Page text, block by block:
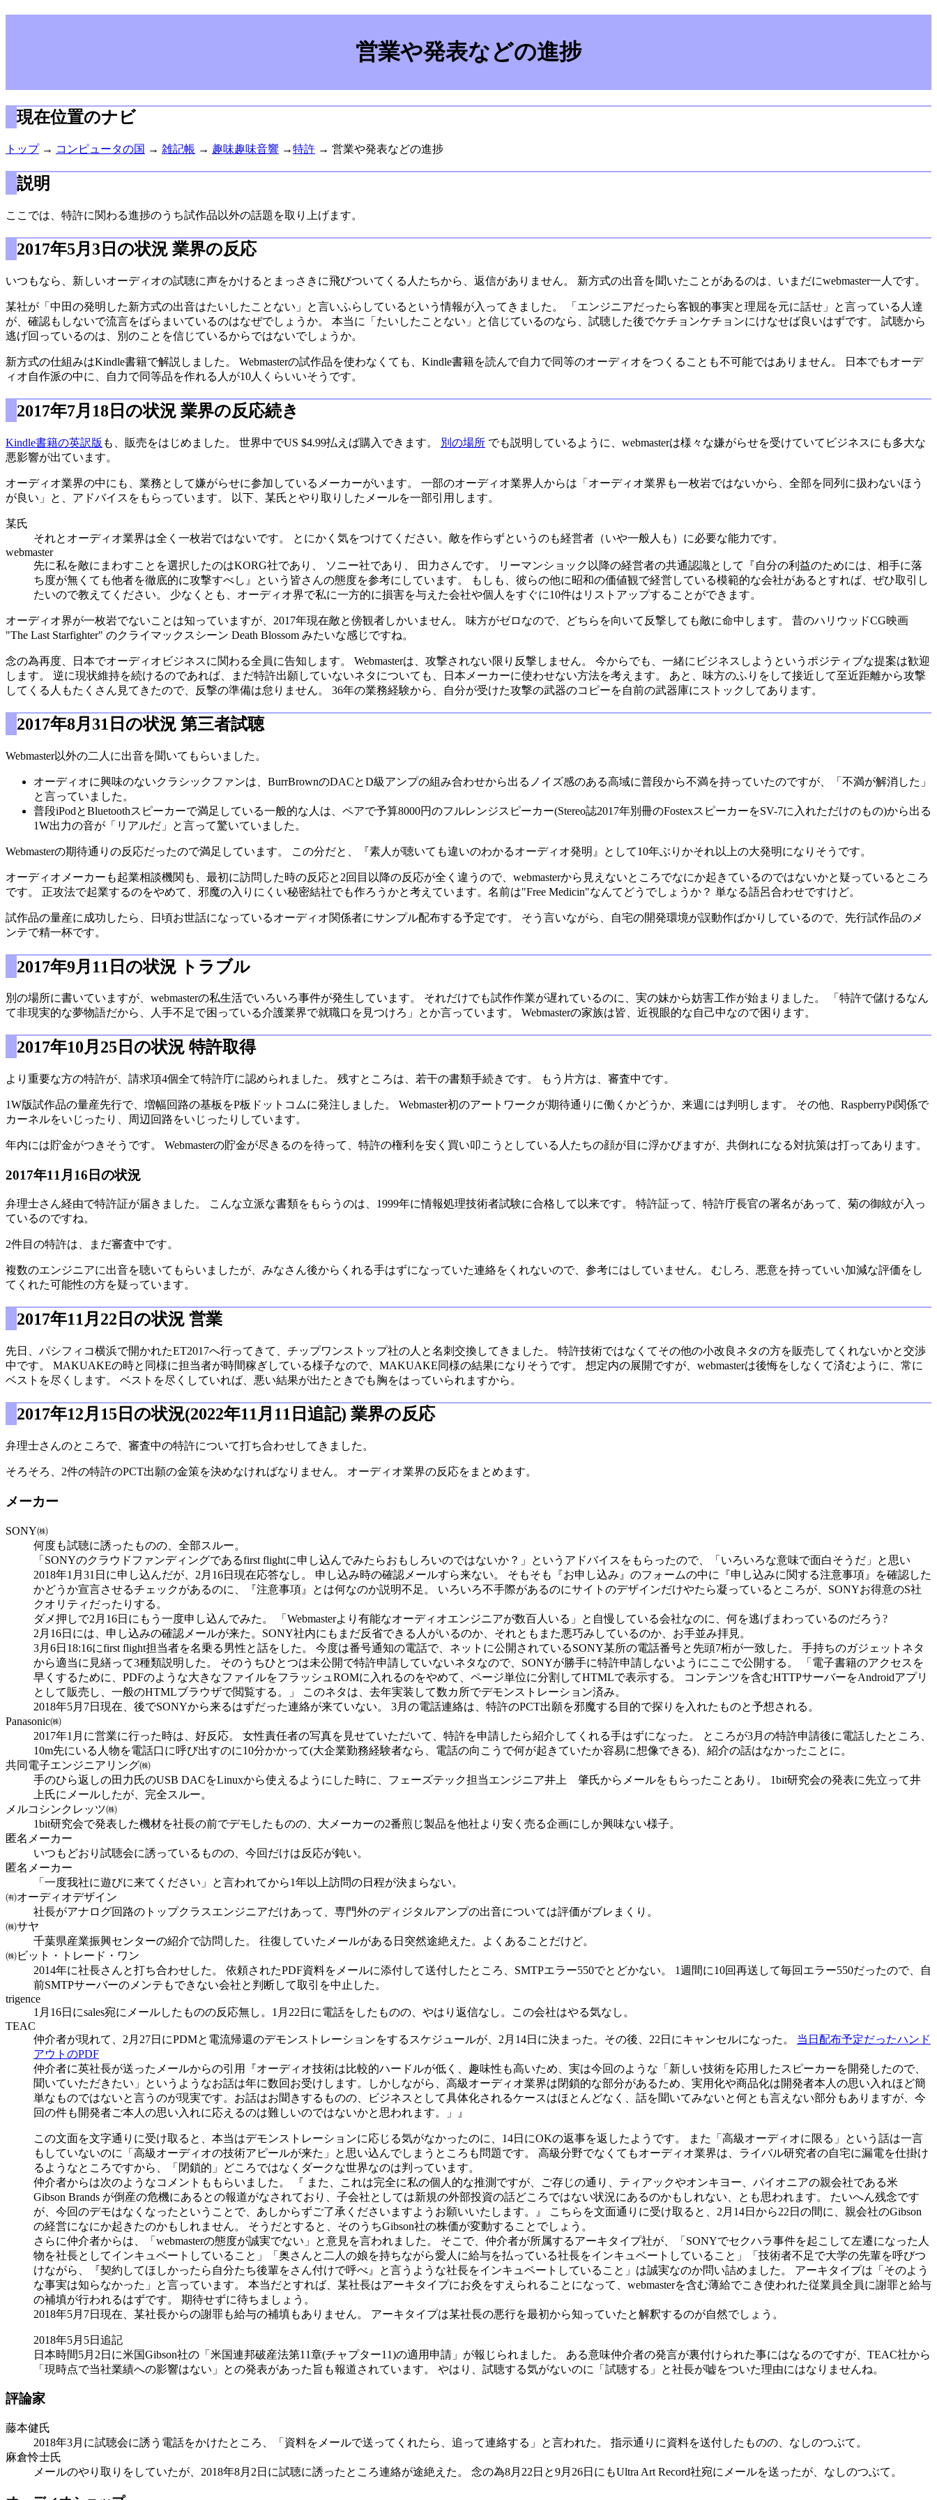
営業や発表などの進捗
現在位置のナビ
トップ→ コンピュータの国 → 雑記帳 → 趣味趣味音響 →特許 → 営業や発表などの進捗
説明
ここでは、特許に関わる進捗のうち試作品以外の話題を取り上げます。
2017年5月3日の状況 業界の反応
いつもなら、新しいオーディオの試聴に声をかけるとまっさきに飛びついてくる人たちから、返信がありません。 新方式の出音を聞いたことがあるのは、いまだにwebmaster一人です。
某社が「中田の発明した新方式の出音はたいしたことない」と言いふらしているという情報が入ってきました。 「エンジニアだったら客観的事実と理屈を元に話せ」と言っている人達
が、確認もしないで流言をばらまいているのはなぜでしょうか。 本当に「たいしたことない」と信じているのなら、試聴した後でケチョンケチョンにけなせば良いはずです。 試聴から
逃げ回っているのは、別のことを信じているからではないでしょうか。
新方式の仕組みはKindle書籍で解説しました。 Webmasterの試作品を使わなくても、Kindle書籍を読んで自力で同等のオーディオをつくることも不可能ではありません。 日本でもオーデ
ィオ自作派の中に、自力で同等品を作れる人が10人くらいいそうです。
2017年7月18日の状況 業界の反応続き
Kindle書籍の英訳版 も、販売をはじめました。 世界中でUS $4.99払えば購入できます。 別の場所 でも説明しているように、webmasterは様々な嫌がらせを受けていてビジネスにも多大な
悪影響が出ています。
オーディオ業界の中にも、業務として嫌がらせに参加しているメーカーがいます。 一部のオーディオ業界人からは「オーディオ業界も一枚岩ではないから、全部を同列に扱わないほう
が良い」と、アドバイスをもらっています。 以下、某氏とやり取りしたメールを一部引用します。
某氏
それとオーディオ業界は全く一枚岩ではないです。 とにかく気をつけてください。敵を作らずというのも経営者（いや一般人も）に必要な能力です。
webmaster
先に私を敵にまわすことを選択したのはKORG社であり、 ソニー社であり、 田力さんです。 リーマンショック以降の経営者の共通認識として『自分の利益のためには、相手に落
ち度が無くても他者を徹底的に攻撃すべし』という皆さんの態度を参考にしています。 もしも、彼らの他に昭和の価値観で経営している模範的な会社があるとすれば、ぜひ取引し
たいので教えてください。 少なくとも、オーディオ界で私に一方的に損害を与えた会社や個人をすぐに10件はリストアップすることができます。
オーディオ界が一枚岩でないことは知っていますが、2017年現在敵と傍観者しかいません。 味方がゼロなので、どちらを向いて反撃しても敵に命中します。 昔のハリウッドCG映画
"The Last Starfighter" のクライマックスシーン Death Blossom みたいな感じですね。
念の為再度、日本でオーディオビジネスに関わる全員に告知します。 Webmasterは、攻撃されない限り反撃しません。 今からでも、一緒にビジネスしようというポジティブな提案は歓迎
します。 逆に現状維持を続けるのであれば、まだ特許出願していないネタについても、日本メーカーに使わせない方法を考えます。 あと、味方のふりをして接近して至近距離から攻撃
してくる人もたくさん見てきたので、反撃の準備は怠りません。 36年の業務経験から、自分が受けた攻撃の武器のコピーを自前の武器庫にストックしてあります。
2017年8月31日の状況 第三者試聴
Webmaster以外の二人に出音を聞いてもらいました。
オーディオに興味のないクラシックファンは、BurrBrownのDACとD級アンプの組み合わせから出るノイズ感のある高域に普段から不満を持っていたのですが、「不満が解消した」
と言っていました。
普段iPodとBluetoothスピーカーで満足している一般的な人は、ペアで予算8000円のフルレンジスピーカー(Stereo誌2017年別冊のFostexスピーカーをSV-7に入れただけのもの)から出る
1W出力の音が「リアルだ」と言って驚いていました。
Webmasterの期待通りの反応だったので満足しています。 この分だと、『素人が聴いても違いのわかるオーディオ発明』として10年ぶりかそれ以上の大発明になりそうです。
オーディオメーカーも起業相談機関も、最初に訪問した時の反応と2回目以降の反応が全く違うので、webmasterから見えないところでなにか起きているのではないかと疑っているところ
です。 正攻法で起業するのをやめて、邪魔の入りにくい秘密結社でも作ろうかと考えています。名前は"Free Medicin"なんてどうでしょうか？ 単なる語呂合わせですけど。
試作品の量産に成功したら、日頃お世話になっているオーディオ関係者にサンプル配布する予定です。 そう言いながら、自宅の開発環境が誤動作ばかりしているので、先行試作品のメ
ンテで精一杯です。
2017年9月11日の状況 トラブル
別の場所に書いていますが、webmasterの私生活でいろいろ事件が発生しています。 それだけでも試作作業が遅れているのに、実の妹から妨害工作が始まりました。 「特許で儲けるなん
て非現実的な夢物語だから、人手不足で困っている介護業界で就職口を見つけろ」とか言っています。 Webmasterの家族は皆、近視眼的な自己中なので困ります。
2017年10月25日の状況 特許取得
より重要な方の特許が、請求項4個全て特許庁に認められました。 残すところは、若干の書類手続きです。 もう片方は、審査中です。
1W版試作品の量産先行で、増幅回路の基板をP板ドットコムに発注しました。 Webmaster初のアートワークが期待通りに働くかどうか、来週には判明します。 その他、RaspberryPi関係で
カーネルをいじったり、周辺回路をいじったりしています。
年内には貯金がつきそうです。 Webmasterの貯金が尽きるのを待って、特許の権利を安く買い叩こうとしている人たちの顔が目に浮かびますが、共倒れになる対抗策は打ってあります。
2017年11月16日の状況
弁理士さん経由で特許証が届きました。 こんな立派な書類をもらうのは、1999年に情報処理技術者試験に合格して以来です。 特許証って、特許庁長官の署名があって、菊の御紋が入っ
ているのですね。
2件目の特許は、まだ審査中です。
複数のエンジニアに出音を聴いてもらいましたが、みなさん後からくれる手はずになっていた連絡をくれないので、参考にはしていません。 むしろ、悪意を持っていい加減な評価をし
てくれた可能性の方を疑っています。
2017年11月22日の状況 営業
先日、パシフィコ横浜で開かれたET2017へ行ってきて、チップワンストップ社の人と名刺交換してきました。 特許技術ではなくてその他の小改良ネタの方を販売してくれないかと交渉
中です。 MAKUAKEの時と同様に担当者が時間稼ぎしている様子なので、MAKUAKE同様の結果になりそうです。 想定内の展開ですが、webmasterは後悔をしなくて済むように、常に
ベストを尽くします。 ベストを尽くしていれば、悪い結果が出たときでも胸をはっていられますから。
2017年12月15日の状況(2022年11月11日追記) 業界の反応
弁理士さんのところで、審査中の特許について打ち合わせしてきました。
そろそろ、2件の特許のPCT出願の金策を決めなければなりません。 オーディオ業界の反応をまとめます。
メーカー
SONY㈱
何度も試聴に誘ったものの、全部スルー。
「SONYのクラウドファンディングであるfirst flightに申し込んでみたらおもしろいのではないか？」というアドバイスをもらったので、「いろいろな意味で面白そうだ」と思い
2018年1月31日に申し込んだが、2月16日現在応答なし。 申し込み時の確認メールすら来ない。 そもそも『お申し込み』のフォームの中に『申し込みに関する注意事項』を確認した
かどうか宣言させるチェックがあるのに、『注意事項』とは何なのか説明不足。 いろいろ不手際があるのにサイトのデザインだけやたら凝っているところが、SONYお得意のS社
クオリティだったりする。
ダメ押しで2月16日にもう一度申し込んでみた。 「Webmasterより有能なオーディオエンジニアが数百人いる」と自慢している会社なのに、何を逃げまわっているのだろう?
2月16日には、申し込みの確認メールが来た。SONY社内にもまだ反省できる人がいるのか、それともまた悪巧みしているのか、お手並み拝見。
3月6日18:16にfirst flight担当者を名乗る男性と話をした。 今度は番号通知の電話で、ネットに公開されているSONY某所の電話番号と先頭7桁が一致した。 手持ちのガジェットネタ
から適当に見繕って3種類説明した。 そのうちひとつは未公開で特許申請していないネタなので、SONYが勝手に特許申請しないようにここで公開する。 「電子書籍のアクセスを
早くするために、PDFのような大きなファイルをフラッシュROMに入れるのをやめて、ページ単位に分割してHTMLで表示する。 コンテンツを含むHTTPサーバーをAndroidアプリ
として販売し、一般のHTMLブラウザで閲覧する。」 このネタは、去年実装して数カ所でデモンストレーション済み。
2018年5月7日現在、後でSONYから来るはずだった連絡が来ていない。 3月の電話連絡は、特許のPCT出願を邪魔する目的で探りを入れたものと予想される。
Panasonic㈱
2017年1月に営業に行った時は、好反応。 女性責任者の写真を見せていただいて、特許を申請したら紹介してくれる手はずになった。 ところが3月の特許申請後に電話したところ、
10m先にいる人物を電話口に呼び出すのに10分かかって(大企業勤務経験者なら、電話の向こうで何が起きていたか容易に想像できる)、紹介の話はなかったことに。
共同電子エンジニアリング㈱
手のひら返しの田力氏のUSB DACをLinuxから使えるようにした時に、フェーズテック担当エンジニア井上 肇氏からメールをもらったことあり。 1bit研究会の発表に先立って井
上氏にメールしたが、完全スルー。
メルコシンクレッツ㈱
1bit研究会で発表した機材を社長の前でデモしたものの、大メーカーの2番煎じ製品を他社より安く売る企画にしか興味ない様子。
匿名メーカー
いつもどおり試聴会に誘っているものの、今回だけは反応が鈍い。
匿名メーカー
「一度我社に遊びに来てください」と言われてから1年以上訪問の日程が決まらない。
㈲オーディオデザイン
社長がアナログ回路のトップクラスエンジニアだけあって、専門外のディジタルアンプの出音については評価がブレまくり。
㈱サヤ
千葉県産業振興センターの紹介で訪問した。 往復していたメールがある日突然途絶えた。よくあることだけど。
㈱ビット・トレード・ワン
2014年に社長さんと打ち合わせした。 依頼されたPDF資料をメールに添付して送付したところ、SMTPエラー550でとどかない。 1週間に10回再送して毎回エラー550だったので、自
前SMTPサーバーのメンテもできない会社と判断して取引を中止した。
trigence
1月16日にsales宛にメールしたものの反応無し。1月22日に電話をしたものの、やはり返信なし。この会社はやる気なし。
TEAC
仲介者が現れて、2月27日にPDMと電流帰還のデモンストレーションをするスケジュールが、2月14日に決まった。その後、22日にキャンセルになった。 当日配布予定だったハンド
アウトのPDF
仲介者に英社長が送ったメールからの引用『オーディオ技術は比較的ハードルが低く、趣味性も高いため、実は今回のような「新しい技術を応用したスピーカーを開発したので、
聞いていただきたい」というようなお話は年に数回お受けします。しかしながら、高級オーディオ業界は閉鎖的な部分があるため、実用化や商品化は開発者本人の思い入れほど簡
単なものではないと言うのが現実です。お話はお聞きするものの、ビジネスとして具体化されるケースはほとんどなく、話を聞いてみないと何とも言えない部分もありますが、今
回の件も開発者ご本人の思い入れに応えるのは難しいのではないかと思われます。」』
この文面を文字通りに受け取ると、本当はデモンストレーションに応じる気がなかったのに、14日にOKの返事を返したようです。 また「高級オーディオに限る」という話は一言
もしていないのに「高級オーディオの技術アピールが来た」と思い込んでしまうところも問題です。 高級分野でなくてもオーディオ業界は、ライバル研究者の自宅に漏電を仕掛け
るようなところですから、「閉鎖的」どころではなくダークな世界なのは判っています。
仲介者からは次のようなコメントももらいました。 『 また、これは完全に私の個人的な推測ですが、ご存じの通り、ティアックやオンキヨー、パイオニアの親会社である米
Gibson Brands が倒産の危機にあるとの報道がなされており、子会社としては新規の外部投資の話どころではない状況にあるのかもしれない、とも思われます。 たいへん残念です
が、今回のデモはなくなったということで、あしからずご了承くださいますようお願いいたします。』 こちらを文面通りに受け取ると、2月14日から22日の間に、親会社のGibson
の経営になにか起きたのかもしれません。 そうだとすると、そのうちGibson社の株価が変動することでしょう。
さらに仲介者からは、「webmasterの態度が誠実でない」と意見を言われました。 そこで、仲介者が所属するアーキタイプ社が、「SONYでセクハラ事件を起こして左遷になった人
物を社長としてインキュベートしていること」「奥さんと二人の娘を持ちながら愛人に給与を払っている社長をインキュベートしていること」「技術者不足で大学の先輩を呼びつ
けながら、『契約してほしかったら自分たち後輩をさん付けで呼べ』と言うような社長をインキュベートしていること」は誠実なのか問い詰めました。 アーキタイプは「そのよう
な事実は知らなかった」と言っています。 本当だとすれば、某社長はアーキタイプにお灸をすえられることになって、webmasterを含む薄給でこき使われた従業員全員に謝罪と給与
の補填が行われるはずです。 期待せずに待ちましょう。
2018年5月7日現在、某社長からの謝罪も給与の補填もありません。 アーキタイプは某社長の悪行を最初から知っていたと解釈するのが自然でしょう。
2018年5月5日追記
日本時間5月2日に米国Gibson社の「米国連邦破産法第11章(チャプター11)の適用申請」が報じられました。 ある意味仲介者の発言が裏付けられた事にはなるのですが、TEAC社から
「現時点で当社業績への影響はない」との発表があった旨も報道されています。 やはり、試聴する気がないのに「試聴する」と社長が嘘をついた理由にはなりませんね。
評論家
藤本健氏
2018年3月に試聴会に誘う電話をかけたところ、「資料をメールで送ってくれたら、追って連絡する」と言われた。 指示通りに資料を送付したものの、なしのつぶて。
麻倉怜士氏
メールのやり取りをしていたが、2018年8月2日に試聴に誘ったところ連絡が途絶えた。 念の為8月22日と9月26日にもUltra Art Record社宛にメールを送ったが、なしのつぶて。